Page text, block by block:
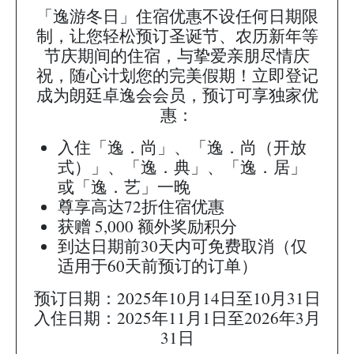
「逸游冬日」住宿优惠不设任何日期限
制，让您轻松预订圣诞节、农历新年等
节庆期间的住宿，与挚爱亲朋尽情庆
祝，随心计划您的完美假期！立即登记
成为朗廷卓逸会会员，预订可享独家优
惠：
入住「逸．尚」、「逸．尚（开放
式）」、「逸．典」、「逸．居」
或「逸．艺」一晚
尊享高达72折住宿优惠
获赠 5,000 额外奖励积分
到达日期前30天内可免费取消（仅
适用于60天前预订的订单）
预订日期：2025年10月14日至10月31日
入住日期：2025年11月1日至2026年3月
31日